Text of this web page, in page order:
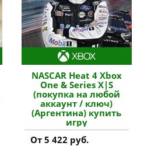
NASCAR Heat 4 Xbox
One & Series X|S
(покупка на любой
аккаунт / ключ)
(Аргентина) купить
игру
От 5 422 руб.